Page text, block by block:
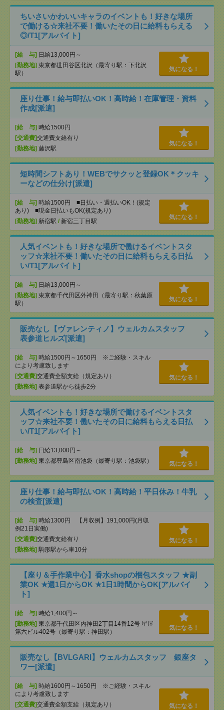
ちいさいかわいいキャラのイベントも！好きな場所
で働ける☆来社不要！働いたその日に給料もらえる
◎/T1[アルバイト]
[給 与] 日給13,000円～
[勤務地] 東京都世田谷区北沢（最寄り駅：下北沢
駅）
気になる！
座り仕事！給与即払いOK！高時給！在庫管理・資料
作成[派遣]
[給 与] 時給1500円
[交通費]交通費支給有り
[勤務地] 藤沢駅
気になる！
短時間シフトあり！WEBでサクッと登録OK＊クッキ
ーなどの仕分け[派遣]
[給 与] 時給1500円 ■日払い・週払いOK！(規定
あり) ■現金日払いもOK(規定あり)
[勤務地] 新宿駅 / 新宿三丁目駅
気になる！
人気イベントも！好きな場所で働けるイベントスタ
ッフ☆来社不要！働いたその日に給料もらえる日払
い/T1[アルバイト]
[給 与] 日給13,000円～
[勤務地] 東京都千代田区外神田（最寄り駅：秋葉原
駅）
気になる！
販売なし【ヴァレンティノ】ウェルカムスタッフ
表参道ヒルズ[派遣]
[給 与] 時給1500円～1650円 ※ご経験・スキル
により考慮致します
[交通費]交通費全額支給（規定あり）
[勤務地] 表参道駅から徒歩2分
気になる！
人気イベントも！好きな場所で働けるイベントスタ
ッフ☆来社不要！働いたその日に給料もらえる日払
い/T1[アルバイト]
[給 与] 日給13,000円～
[勤務地] 東京都豊島区南池袋（最寄り駅：池袋駅） 気になる！
座り仕事！給与即払いOK！高時給！平日休み！牛乳
の検査[派遣]
[給 与] 時給1300円 【月収例】191,000円(月収
例21日実働)
[交通費]交通費支給有り
[勤務地] 駒形駅から車10分
気になる！
【座り＆手作業中心】香水shopの梱包スタッフ ★副
業OK ★週1日からOK ★1日1時間からOK[アルバイ
ト]
[給 与] 時給1,400円～
[勤務地] 東京都千代田区内神田2丁目14番12号 星屋
第六ビル402号（最寄り駅：神田駅）
気になる！
販売なし【BVLGARI】ウェルカムスタッフ 銀座タ
ワー[派遣]
[給 与] 時給1600円～1650円 ※ご経験・スキル
により考慮致します
[交通費]交通費全額支給（規定あり）
気になる！